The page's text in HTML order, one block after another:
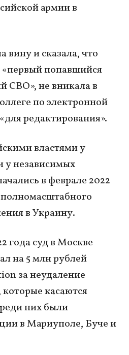
армии в
вину и сказала, что
попавшийся
СВО», не вникала в
по электронной
редактирования».
властями у
у независимых
в феврале 2022
в Украину.
года суд в Москве
на 5 млн рублей
за неудаление
которые касаются
них были
в Мариуполе, Буче и